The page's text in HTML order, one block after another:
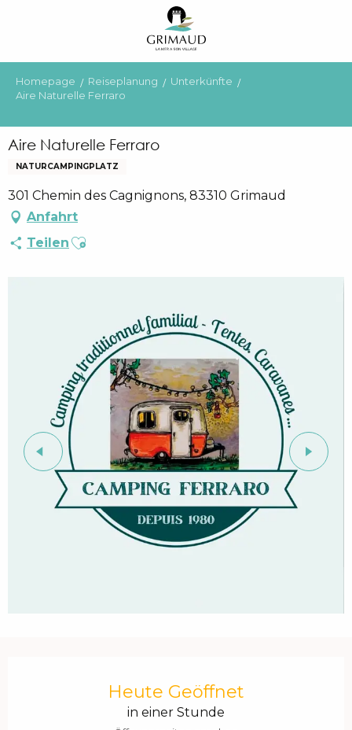
principal
Homepage Reiseplanung
Unterkünfte
Aire Naturelle Ferraro
Aire Naturelle Ferraro
NATURCAMPINGPLATZ
301 Chemin des Cagnignons, 83310 Grimaud
Anfahrt
Teilen Ajouter aux favoris
Heute Geöffnet
in einer Stunde